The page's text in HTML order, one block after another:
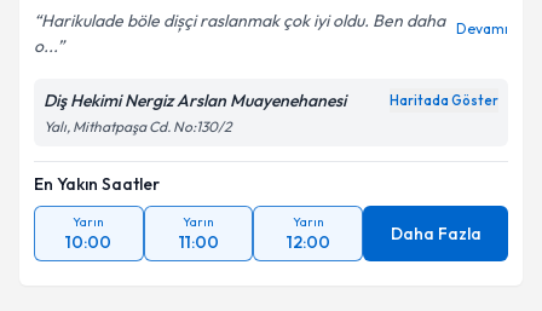
kapsamda işlenmesini kabul ediyorum.
Takvim Talebini Gönder
Harikulade böle dișçi raslanmak çok iyi oldu. Ben daha
o...
Devamı
Diş Hekimi Nergiz Arslan Muayenehanesi Haritada Göster
Yalı, Mithatpaşa Cd. No:130/2
En Yakın Saatler
Yarın
10:00
Yarın
11:00
Yarın
12:00 Daha Fazla